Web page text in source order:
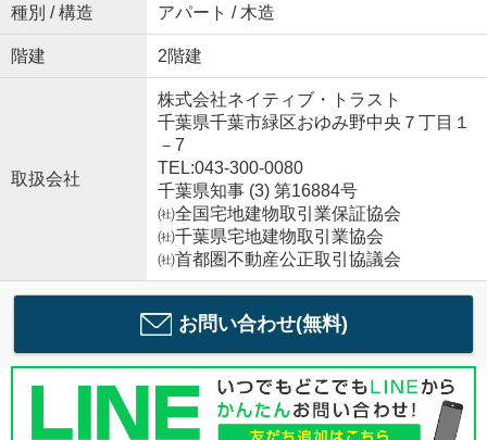
種別 / 構造 アパート / 木造
階建 2階建
取扱会社
株式会社ネイティブ・トラスト
千葉県千葉市緑区おゆみ野中央７丁目１
－7
TEL:043-300-0080
千葉県知事 (3) 第16884号
㈳全国宅地建物取引業保証協会
㈳千葉県宅地建物取引業協会
㈳首都圏不動産公正取引協議会
お問い合わせ(無料)